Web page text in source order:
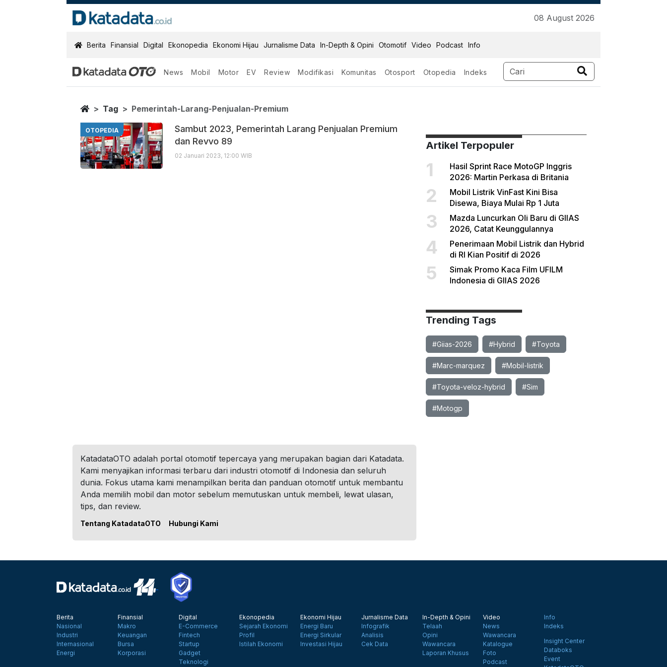
08 August 2026
KatadataOTO
Berita Finansial Digital Ekonopedia Ekonomi Hijau Jurnalisme Data In-Depth & Opini Otomotif Video Podcast Info
News Mobil Motor EV Review Modifikasi Komunitas Otosport Otopedia Indeks
Pemerintah Larang Penjualan Premium
Berita Terbaru
Home
Tag Pemerintah-Larang-Penjualan-Premium
OTOPEDIA
Sambut 2023, Pemerintah Larang Penjualan Premium
dan Revvo 89
02 Januari 2023, 12:00 WIB
Artikel Terpopuler
1
Hasil Sprint Race MotoGP Inggris
2026: Martin Perkasa di Britania
2
Mobil Listrik VinFast Kini Bisa
Disewa, Biaya Mulai Rp 1 Juta
3
Mazda Luncurkan Oli Baru di GIIAS
2026, Catat Keunggulannya
4
Penerimaan Mobil Listrik dan Hybrid
di RI Kian Positif di 2026
5
Simak Promo Kaca Film UFILM
Indonesia di GIIAS 2026
Trending Tags
#Giias-2026 #Hybrid #Toyota
#Marc-marquez #Mobil-listrik
#Toyota-veloz-hybrid #Sim
#Motogp
KatadataOTO adalah portal otomotif tepercaya yang merupakan bagian dari Katadata.
Kami menyajikan informasi terbaru dari industri otomotif di Indonesia dan seluruh
dunia. Fokus utama kami menampilkan berita dan panduan otomotif untuk membantu
Anda memilih mobil dan motor sebelum memutuskan untuk membeli, lewat ulasan,
tips, dan review.
Tentang KatadataOTO Hubungi Kami
Berita
Nasional
Industri
Internasional
Energi
Finansial
Makro
Keuangan
Bursa
Korporasi
Digital
E-Commerce
Fintech
Startup
Gadget
Teknologi
Ekonopedia
Sejarah Ekonomi
Profil
Istilah Ekonomi
Ekonomi Hijau
Energi Baru
Energi Sirkular
Investasi Hijau
Jurnalisme Data
Infografik
Analisis
Cek Data
In-Depth & Opini
Telaah
Opini
Wawancara
Laporan Khusus
Video
News
Wawancara
Katalogue
Foto
Podcast
Info
Indeks
Insight Center
Databoks
Event